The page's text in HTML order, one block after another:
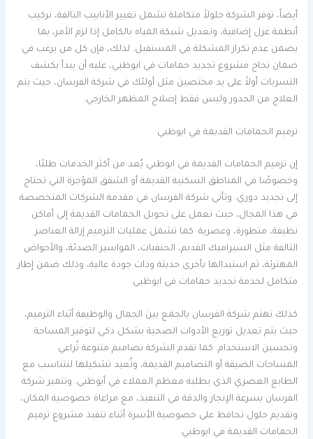
أيضاً، توفر الشركة حلولاً متكاملة تشمل تغيير الأنابيب التالفة، تركيب
أنظمة عزل إضافية، وتعديل شبكة المياه بالكامل إذا لزم الأمر، بما
يضمن عدم تكرار المشكلة في المستقبل. لذلك، فإن كل من يرغب في
ضمان نجاح مشروع تجديد حمامات في ابوظبي، عليه أن يبدأ بكشف
التسربات أولاً على يد مختصين مثل أولئك في شركة الفرسان، حيث يتم
العلاج من الجذور وليس فقط إصلاح المظهر الخارجي.
ترميم الحمامات القديمة في ابوظبي
إن ترميم الحمامات القديمة في ابوظبي يُعد من أكثر الخدمات طلبًا،
وخصوصًا في المناطق السكنية القديمة أو الشقق المؤجرة التي تحتاج
إلى تجديد دوري. وتأتي شركة الفرسان في مقدمة الشركات المتخصصة
في هذا المجال، حيث تعمل على تحويل الحمامات القديمة إلى أماكن
نظيفة، متطورة، وعصرية. كما تشمل عمليات الترميم إزالة العناصر
التالفة مثل السيراميك القديم، الحنفيات، المواسير الصدئة، والأحواض
المهترئة، ثم استبدالها بأخرى حديثة وذات جودة عالية، وذلك ضمن إطار
متكامل لخدمة تجديد حمامات في ابوظبي.
كذلك تهتم شركة الفرسان بالجمع بين الجمال والوظيفة أثناء الترميم،
حيث يتم تعديل توزيع الأدوات الصحية بشكل ذكي لتوفير المساحة
وتحسين الاستخدام. كما تقدم الشركة تصاميم متنوعة تُراعي
المساحات الضيقة أو التصاميم القديمة، وتُعيد تشكيلها لتتناسب مع
الطابع العصري الذي يطلبه معظم العملاء في أبوظبي. وتتميز شركة
الفرسان بسرعة الإنجاز والدقة في التنفيذ، مع مراعاة خصوصية المكان،
وتقديم حلول تحافظ على خصوصية الأسرة أثناء تنفيذ مشروع ترميم
الحمامات القديمة في ابوظبي.